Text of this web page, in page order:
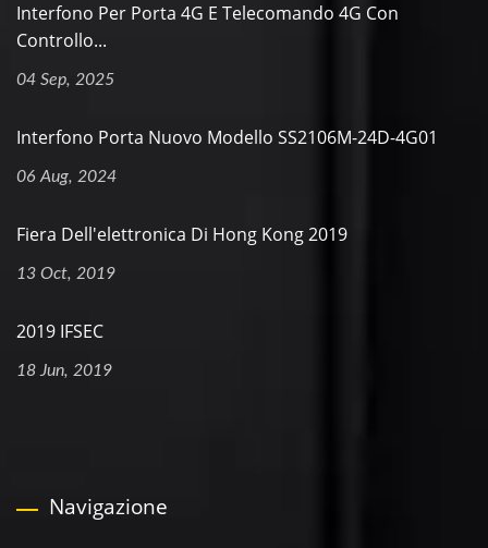
Interfono Per Porta 4G E Telecomando 4G Con
Controllo...
04 Sep, 2025
Interfono Porta Nuovo Modello SS2106M-24D-4G01
06 Aug, 2024
Fiera Dell'elettronica Di Hong Kong 2019
13 Oct, 2019
2019 IFSEC
18 Jun, 2019
Navigazione